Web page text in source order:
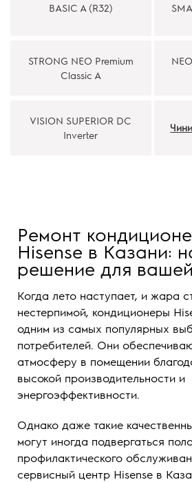
BASIC A (R32)
STRONG NEO Premium
Classic A
VISION SUPERIOR DC
Inverter
Ремонт
Hisense в Казани:
решение для
Когда лето наступает, и жара
нестерпимой, кондиционеры
одним из самых популярных
потребителей. Они
атмосферу в помещении
высокой производительности и
энергоэффективности.
Однако даже такие
могут иногда подвергаться
профилактического
сервисный центр Hisense в